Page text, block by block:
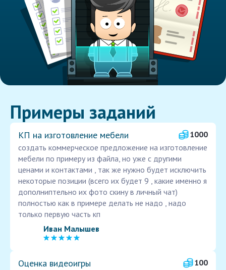
Примеры заданий
КП на изготовление мебели
1000
создать коммерческое предложение на изготовление
мебели по примеру из файла, но уже с другими
ценами и контактами , так же нужно будет исключить
некоторые позиции (всего их будет 9 , какие именно я
дополниптельно их фото скину в личный чат)
полностью как в примере делать не надо , надо
только первую часть кп
Иван Малышев
Оценка видеоигры
100